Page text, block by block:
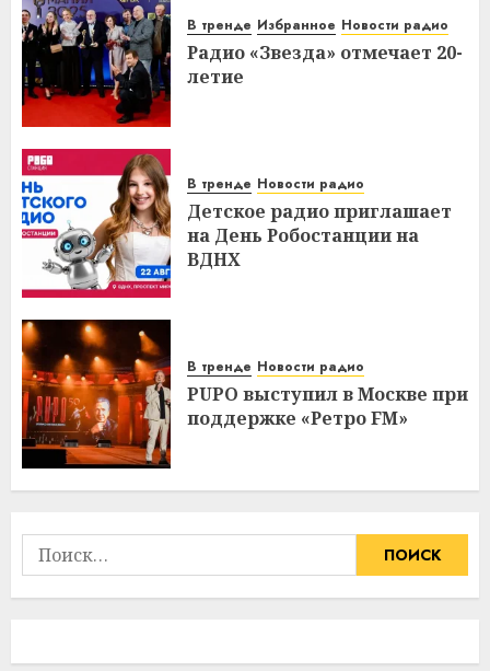
В тренде Избранное Новости радио
Радио «Звезда» отмечает 20-
летие
В тренде Новости радио
Детское радио приглашает
на День Робостанции на
ВДНХ
В тренде Новости радио
PUPO выступил в Москве при
поддержке «Ретро FM»
Найти: